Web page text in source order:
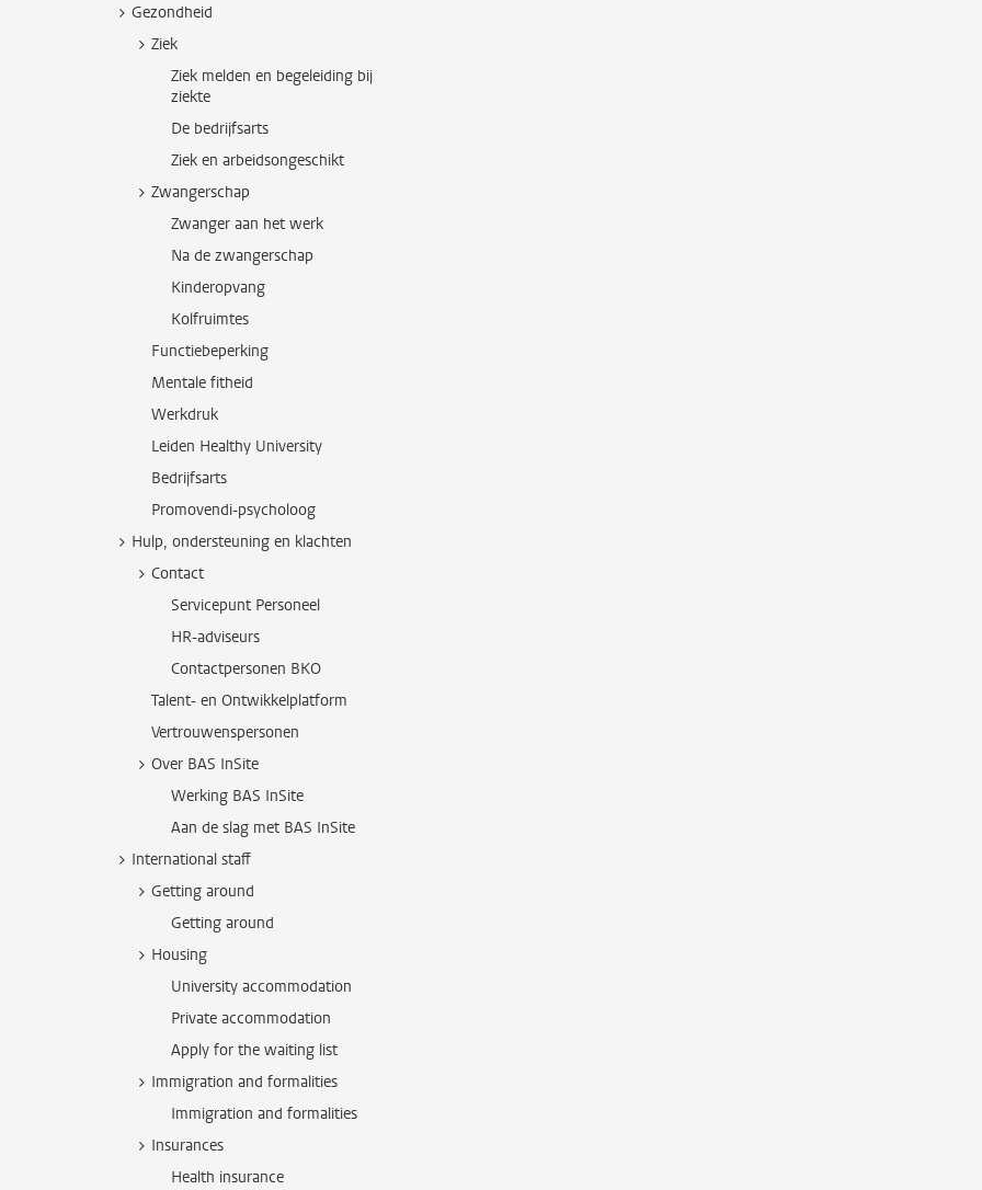
Gezondheid
Ziek
Ziek melden en begeleiding bij
ziekte
De bedrijfsarts
Ziek en arbeidsongeschikt
Zwangerschap
Zwanger aan het werk
Na de zwangerschap
Kinderopvang
Kolfruimtes
Functiebeperking
Mentale fitheid
Werkdruk
Leiden Healthy University
Bedrijfsarts
Promovendi-psycholoog
Hulp, ondersteuning en klachten
Contact
Servicepunt Personeel
HR-adviseurs
Contactpersonen BKO
Talent- en Ontwikkelplatform
Vertrouwenspersonen
Over BAS InSite
Werking BAS InSite
Aan de slag met BAS InSite
International staff
Getting around
Getting around
Housing
University accommodation
Private accommodation
Apply for the waiting list
Immigration and formalities
Immigration and formalities
Insurances
Health insurance